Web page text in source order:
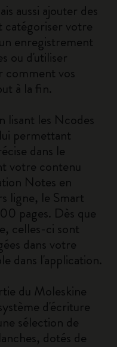
aussi ajouter des
votre
enregistrement
ou d'utiliser
comment vos
à la fin.
lisant les Ncodes
permettant
dans le
votre contenu
Notes en
ligne, le Smart
pages. Dès que
celles-ci sont
dans votre
dans l'application.
du Moleskine
d'écriture
sélection de
dotés de